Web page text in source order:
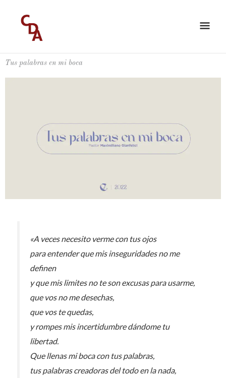
contenido
Tus palabras en mi boca
«A veces necesito verme con tus ojos
para entender que mis inseguridades no me
definen
y que mis limites no te son excusas para usarme,
que vos no me desechas,
que vos te quedas,
y rompes mis incertidumbre dándome tu
libertad.
Que llenas mi boca con tus palabras,
tus palabras creadoras del todo en la nada,